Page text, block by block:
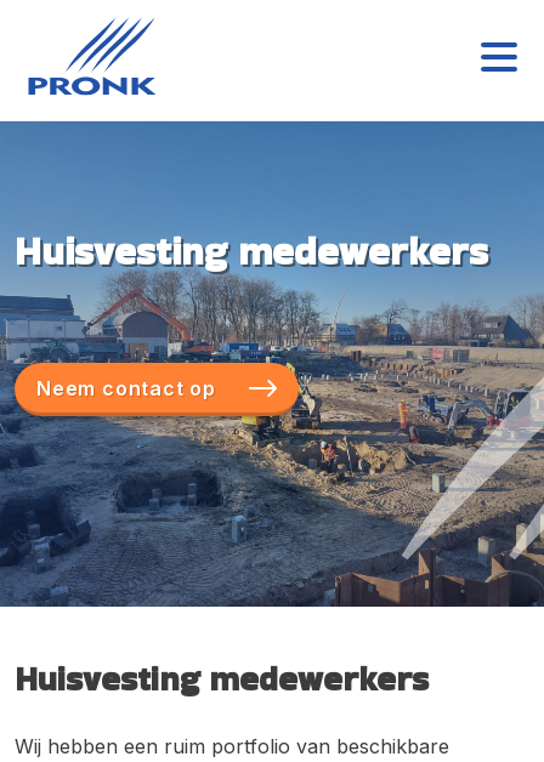
Huisvesting medewerkers
Neem contact op
Huisvesting medewerkers
Wij hebben een ruim portfolio van beschikbare